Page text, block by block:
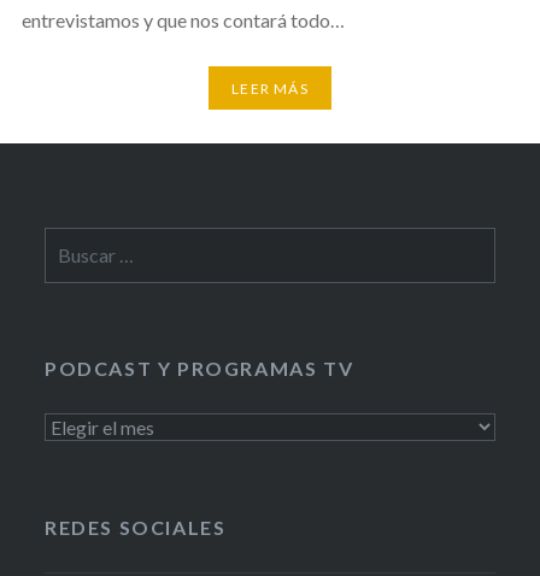
entrevistamos y que nos contará todo…
LEER MÁS
PODCAST Y PROGRAMAS TV
PODCAST
REDES SOCIALES